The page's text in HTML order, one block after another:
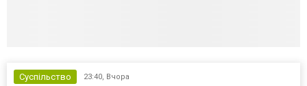
Суспільство 23:40, Вчора